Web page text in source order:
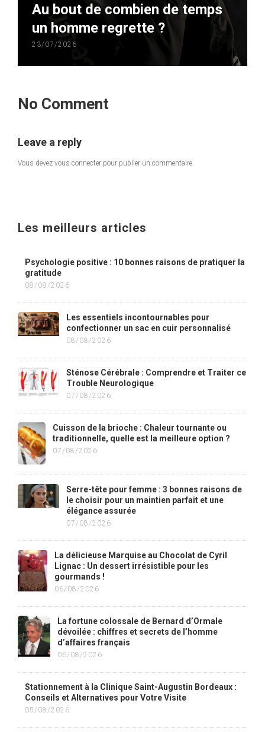
Au bout de combien de temps
un homme regrette ?
23/07/2026
No Comment
Leave a reply
Vous devez vous connecter pour publier un commentaire.
Les meilleurs articles
Psychologie positive : 10 bonnes raisons de pratiquer la
gratitude
08/08/2026
Les essentiels incontournables pour
confectionner un sac en cuir personnalisé
08/08/2026
Sténose Cérébrale : Comprendre et Traiter ce
Trouble Neurologique
07/08/2026
Cuisson de la brioche : Chaleur tournante ou
traditionnelle, quelle est la meilleure option ?
07/08/2026
Serre-tête pour femme : 3 bonnes raisons de
le choisir pour un maintien parfait et une
élégance assurée
07/08/2026
La délicieuse Marquise au Chocolat de Cyril
Lignac : Un dessert irrésistible pour les
gourmands !
06/08/2026
La fortune colossale de Bernard d’Ormale
dévoilée : chiffres et secrets de l’homme
d’affaires français
06/08/2026
Stationnement à la Clinique Saint-Augustin Bordeaux :
Conseils et Alternatives pour Votre Visite
05/08/2026